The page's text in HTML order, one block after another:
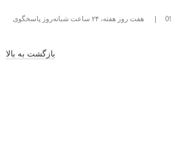
هفت روز هفته، ۲۴ ساعت شبانه‌روز پاسخگوی
بازگشت به بالا